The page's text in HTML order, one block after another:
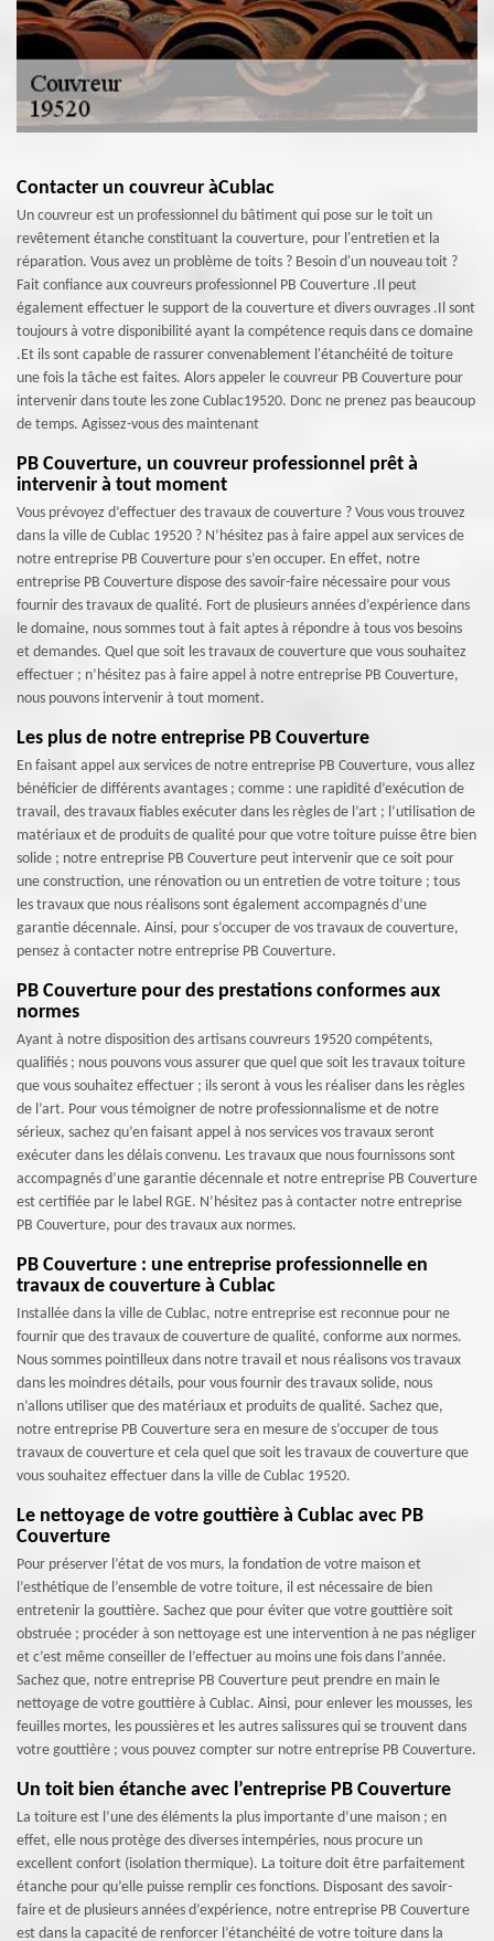
Contacter un couvreur àCublac
Un couvreur est un professionnel du bâtiment qui pose sur le toit un
revêtement étanche constituant la couverture, pour l'entretien et la
réparation. Vous avez un problème de toits ? Besoin d'un nouveau toit ?
Fait confiance aux couvreurs professionnel PB Couverture .Il peut
également effectuer le support de la couverture et divers ouvrages .Il sont
toujours à votre disponibilité ayant la compétence requis dans ce domaine
.Et ils sont capable de rassurer convenablement l'étanchéité de toiture
une fois la tâche est faites. Alors appeler le couvreur PB Couverture pour
intervenir dans toute les zone Cublac19520. Donc ne prenez pas beaucoup
de temps. Agissez-vous des maintenant
PB Couverture, un couvreur professionnel prêt à
intervenir à tout moment
Vous prévoyez d’effectuer des travaux de couverture ? Vous vous trouvez
dans la ville de Cublac 19520 ? N’hésitez pas à faire appel aux services de
notre entreprise PB Couverture pour s’en occuper. En effet, notre
entreprise PB Couverture dispose des savoir-faire nécessaire pour vous
fournir des travaux de qualité. Fort de plusieurs années d’expérience dans
le domaine, nous sommes tout à fait aptes à répondre à tous vos besoins
et demandes. Quel que soit les travaux de couverture que vous souhaitez
effectuer ; n’hésitez pas à faire appel à notre entreprise PB Couverture,
nous pouvons intervenir à tout moment.
Les plus de notre entreprise PB Couverture
En faisant appel aux services de notre entreprise PB Couverture, vous allez
bénéficier de différents avantages ; comme : une rapidité d’exécution de
travail, des travaux fiables exécuter dans les règles de l’art ; l’utilisation de
matériaux et de produits de qualité pour que votre toiture puisse être bien
solide ; notre entreprise PB Couverture peut intervenir que ce soit pour
une construction, une rénovation ou un entretien de votre toiture ; tous
les travaux que nous réalisons sont également accompagnés d’une
garantie décennale. Ainsi, pour s’occuper de vos travaux de couverture,
pensez à contacter notre entreprise PB Couverture.
PB Couverture pour des prestations conformes aux
normes
Ayant à notre disposition des artisans couvreurs 19520 compétents,
qualifiés ; nous pouvons vous assurer que quel que soit les travaux toiture
que vous souhaitez effectuer ; ils seront à vous les réaliser dans les règles
de l’art. Pour vous témoigner de notre professionnalisme et de notre
sérieux, sachez qu’en faisant appel à nos services vos travaux seront
exécuter dans les délais convenu. Les travaux que nous fournissons sont
accompagnés d’une garantie décennale et notre entreprise PB Couverture
est certifiée par le label RGE. N’hésitez pas à contacter notre entreprise
PB Couverture, pour des travaux aux normes.
PB Couverture : une entreprise professionnelle en
travaux de couverture à Cublac
Installée dans la ville de Cublac, notre entreprise est reconnue pour ne
fournir que des travaux de couverture de qualité, conforme aux normes.
Nous sommes pointilleux dans notre travail et nous réalisons vos travaux
dans les moindres détails, pour vous fournir des travaux solide, nous
n’allons utiliser que des matériaux et produits de qualité. Sachez que,
notre entreprise PB Couverture sera en mesure de s’occuper de tous
travaux de couverture et cela quel que soit les travaux de couverture que
vous souhaitez effectuer dans la ville de Cublac 19520.
Le nettoyage de votre gouttière à Cublac avec PB
Couverture
Pour préserver l’état de vos murs, la fondation de votre maison et
l’esthétique de l’ensemble de votre toiture, il est nécessaire de bien
entretenir la gouttière. Sachez que pour éviter que votre gouttière soit
obstruée ; procéder à son nettoyage est une intervention à ne pas négliger
et c’est même conseiller de l’effectuer au moins une fois dans l’année.
Sachez que, notre entreprise PB Couverture peut prendre en main le
nettoyage de votre gouttière à Cublac. Ainsi, pour enlever les mousses, les
feuilles mortes, les poussières et les autres salissures qui se trouvent dans
votre gouttière ; vous pouvez compter sur notre entreprise PB Couverture.
Un toit bien étanche avec l’entreprise PB Couverture
La toiture est l’une des éléments la plus importante d’une maison ; en
effet, elle nous protège des diverses intempéries, nous procure un
excellent confort (isolation thermique). La toiture doit être parfaitement
étanche pour qu’elle puisse remplir ces fonctions. Disposant des savoir-
faire et de plusieurs années d’expérience, notre entreprise PB Couverture
est dans la capacité de renforcer l’étanchéité de votre toiture dans la